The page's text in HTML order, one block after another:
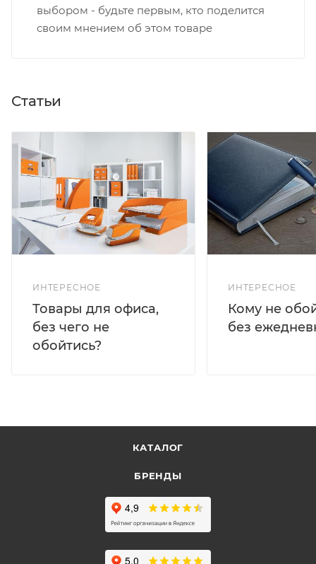
выбором - будьте первым, кто поделится
своим мнением об этом товаре
Статьи
ИНТЕРЕСНОЕ
Товары для офиса,
без чего не
обойтись?
ИНТЕРЕСНОЕ
Кому не
без
КАТАЛОГ
БРЕНДЫ